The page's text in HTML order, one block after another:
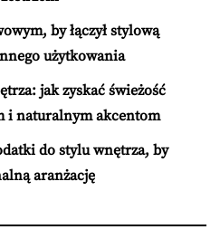
by łączył stylową
użytkowania
jak zyskać świeżość
i naturalnym akcentom
do stylu wnętrza, by
aranżację